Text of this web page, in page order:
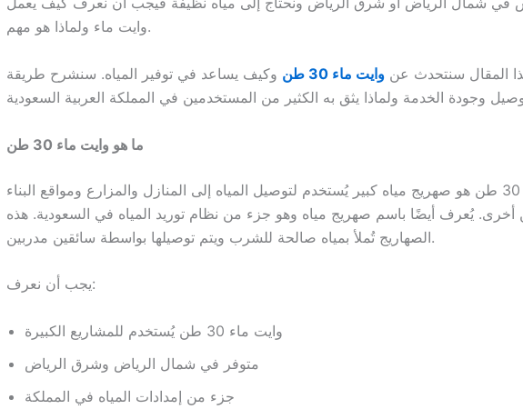
وايت ماء ولماذا هو مهم.
المقال سنتحدث عن وايت ماء 30 طن
وكيف يساعد في توفير المياه. سنشرح طريقة
ما هو وايت ماء 30 طن
وايت ماء 30 طن هو صهريج مياه كبير يُستخدم لتوصيل المياه إلى المنازل والمزارع ومواقع البناء
أخرى. يُعرف أيضًا باسم صهريج مياه وهو جزء من نظام توريد المياه في السعودية. هذه
الصهاريج تُملأ بمياه صالحة للشرب ويتم توصيلها بواسطة سائقين مدربين.
يجب أن نعرف:
وايت ماء 30 طن يُستخدم للمشاريع الكبيرة
متوفر في شمال الرياض وشرق الرياض
جزء من إمدادات المياه في المملكة